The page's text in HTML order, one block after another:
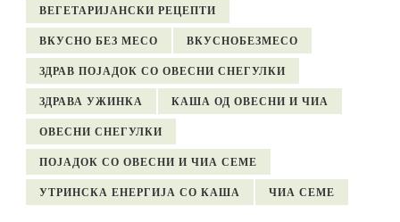
ВЕГЕТАРИЈАНСКИ РЕЦЕПТИ
ВКУСНО БЕЗ МЕСО ВКУСНОБЕЗМЕСО
ЗДРАВ ПОЈАДОК СО ОВЕСНИ СНЕГУЛКИ
ЗДРАВА УЖИНКА КАША ОД ОВЕСНИ И ЧИА
ОВЕСНИ СНЕГУЛКИ
ПОЈАДОК СО ОВЕСНИ И ЧИА СЕМЕ
УТРИНСКА ЕНЕРГИЈА СО КАША ЧИА СЕМЕ